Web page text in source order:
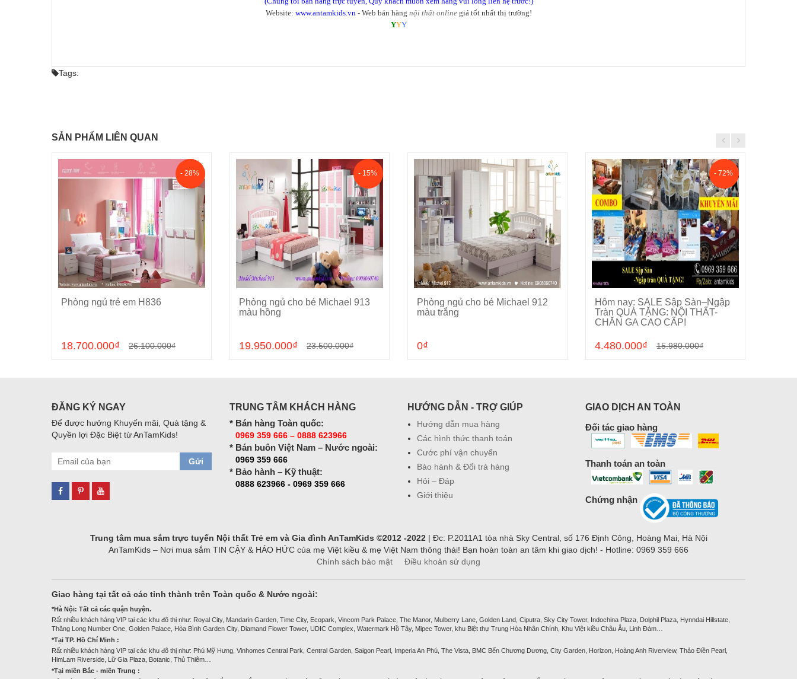
Website: www.antamkids.vn- Web bán hàng nội thất onlinegiá tốt nhất thị trường!
YYY
Tags:
SẢN PHẨM LIÊN QUAN
Cho vào giỏ hàng
- 28%
Phòng ngủ trẻ em H836
18.700.000₫ 26.100.000₫
Cho vào giỏ hàng
- 15%
Phòng ngủ cho bé Michael 913
màu hồng
19.950.000₫ 23.500.000₫
Cho vào giỏ hàng
Phòng ngủ cho bé Michael 912
màu trắng
0₫
Cho vào giỏ hàng
- 72%
Hôm nay: SALE Sập Sàn–Ngập
Tràn QUÀ TẶNG: NỘI THẤT-
CHĂN GA CAO CẤP!
4.480.000₫ 15.980.000₫
ĐĂNG KÝ NGAY
Để được hưởng Khuyến mãi, Quà tặng &
Quyền lợi Đặc Biệt từ AnTamKids!
Gửi
TRUNG TÂM KHÁCH HÀNG
* Bán hàng Toàn quốc:
0969 359 666 – 0888 623966
* Bán buôn Việt Nam – Nước ngoài:
0969 359 666
* Bảo hành – Kỹ thuật:
0888 623966 - 0969 359 666
HƯỚNG DẪN - TRỢ GIÚP
Hướng dẫn mua hàng
Các hình thức thanh toán
Cước phí vận chuyển
Bảo hành & Đổi trả hàng
Hỏi – Đáp
Giới thiệu
GIAO DỊCH AN TOÀN
Đối tác giao hàng
Thanh toán an toàn
Chứng nhận
Trung tâm mua sắm trực tuyến Nội thất Trẻ em và Gia đình AnTamKids ©2012 -2022| Đc: P.2011A1 tòa nhà Sky Central, số 176 Định Công, Hoàng Mai, Hà Nội
AnTamKids – Nơi mua sắm TIN CẬY & HÁO HỨC của mẹ Việt kiều & mẹ Việt Nam thông thái! Bạn hoàn toàn an tâm khi giao dịch! - Hotline: 0969 359 666
Chính sách bảo mật
Điều khoản sử dụng
Giao hàng tại tất cả các tỉnh thành trên Toàn quốc & Nước ngoài:
*Hà Nội: Tất cả các quận huyện.
Rất nhiều khách hàng VIP tại các khu đô thị như: Royal City, Mandarin Garden, Time City, Ecopark, Vincom Park Palace, The Manor, Mulberry Lane, Golden Land, Ciputra, Sky City Tower, Indochina Plaza, Dolphil Plaza, Hynndai Hillstate,
Thăng Long Number One, Golden Palace, Hòa Bình Garden City, Diamand Flower Tower, UDIC Complex, Watermark Hồ Tây, Mipec Tower, khu Biệt thự Trung Hòa Nhân Chính, Khu Việt kiều Châu Âu, Linh Đàm…
*Tại TP. Hồ Chí Minh :
Rất nhiều khách hàng VIP tại các khu đô thị như: Phú Mỹ Hưng, Vinhomes Central Park, Central Garden, Saigon Pearl, Imperia An Phú, The Vista, BMC Bến Chương Dương, City Garden, Horizon, Hoàng Anh Riverview, Thảo Điền Pearl,
HimLam Riverside, Lữ Gia Plaza, Botanic, Thủ Thiêm…
*Tại miền Bắc - miền Trung :